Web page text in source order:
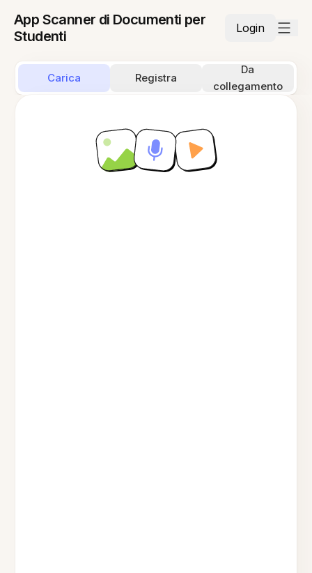
App Scanner di Documenti per
Studenti
Login
Carica Registra
Da
collegamento